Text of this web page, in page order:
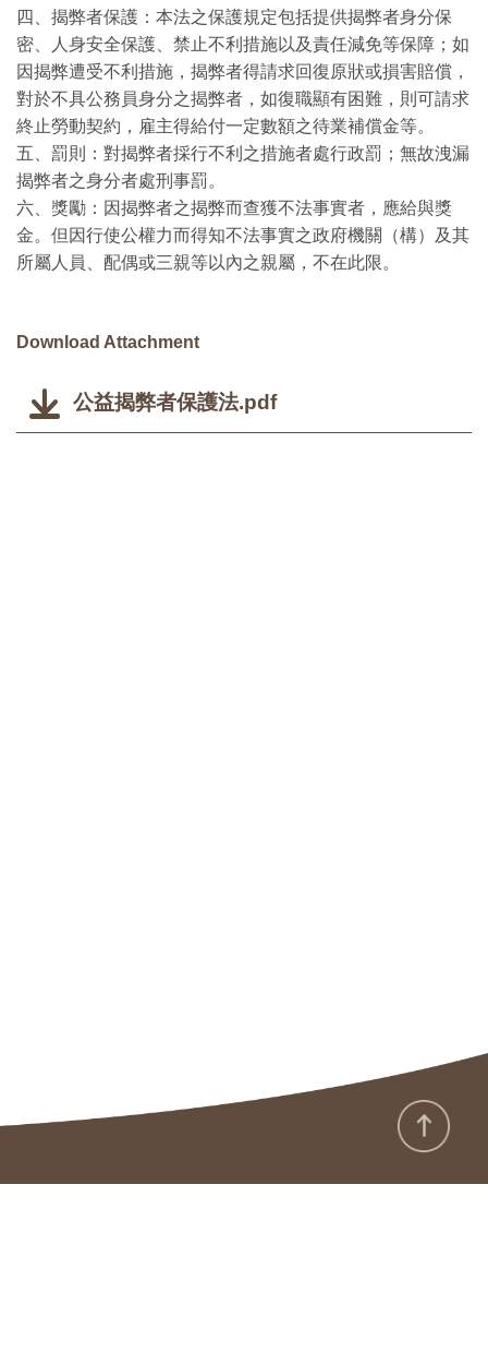
四、揭弊者保護：本法之保護規定包括提供揭弊者身分保
密、人身安全保護、禁止不利措施以及責任減免等保障；如
因揭弊遭受不利措施，揭弊者得請求回復原狀或損害賠償，
對於不具公務員身分之揭弊者，如復職顯有困難，則可請求
終止勞動契約，雇主得給付一定數額之待業補償金等。
五、罰則：對揭弊者採行不利之措施者處行政罰；無故洩漏
揭弊者之身分者處刑事罰。
六、獎勵：因揭弊者之揭弊而查獲不法事實者，應給與獎
金。但因行使公權力而得知不法事實之政府機關（構）及其
所屬人員、配偶或三親等以內之親屬，不在此限。
Download Attachment
公益揭弊者保護法.pdf